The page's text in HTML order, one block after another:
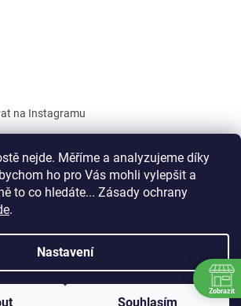
nejde. Měříme a analyzujeme díky
ho pro Vás mohli vylepšit a
to co hledáte... Zásady ochrany
.
Nastavení
Souhlasím
na Instagramu
SPORTAGON.CZ
. Všechna práva vyhrazena.Zobrazit